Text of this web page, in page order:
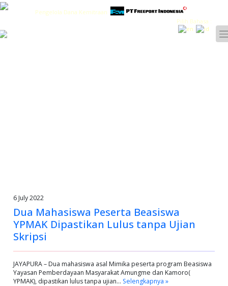
Pengelola Dana Kemitraan
Pilih Bahasa :
6 July 2022
Dua Mahasiswa Peserta Beasiswa
YPMAK Dipastikan Lulus tanpa Ujian
Skripsi
JAYAPURA – Dua mahasiswa asal Mimika peserta program Beasiswa
Yayasan Pemberdayaan Masyarakat Amungme dan Kamoro(
YPMAK), dipastikan lulus tanpa ujian… Selengkapnya »